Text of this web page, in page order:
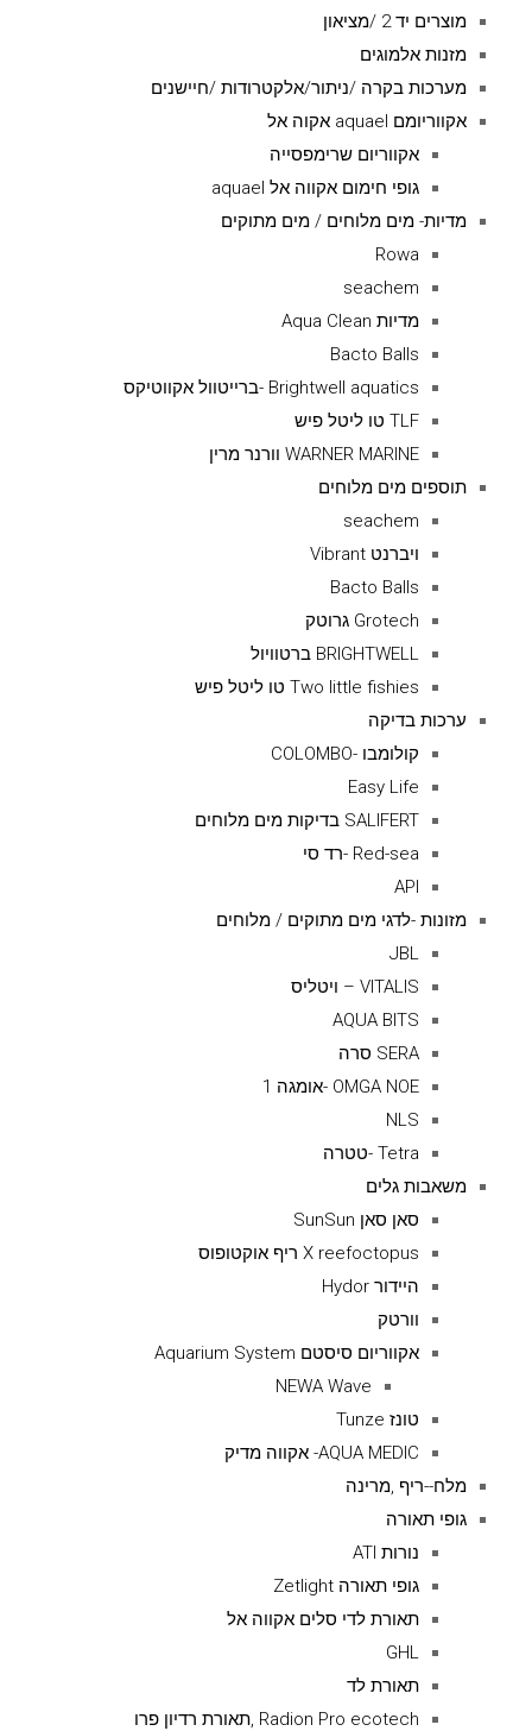
מוצרים יד 2 /מציאון
מזנות אלמוגים
מערכות בקרה /ניתור/אלקטרודות /חיישנים
אקווריומם aquael אקוה אל
אקווריום שרימפסייה
גופי חימום אקווה אל aquael
מדיות- מים מלוחים / מים מתוקים
Rowa
seachem
מדיות Aqua Clean
Bacto Balls
Brightwell aquatics -ברייטוול אקווטיקס
TLF טו ליטל פיש
WARNER MARINE וורנר מרין
תוספים מים מלוחים
seachem
ויברנט Vibrant
Bacto Balls
Grotech גרוטק
BRIGHTWELL ברטוויול
Two little fishies טו ליטל פיש
ערכות בדיקה
קולומבו -COLOMBO
Easy Life
SALIFERT בדיקות מים מלוחים
Red-sea -רד סי
API
מזונות -לדגי מים מתוקים / מלוחים
JBL
VITALIS – ויטליס
AQUA BITS
SERA סרה
OMGA NOE -אומגה 1
NLS
Tetra -טטרה
משאבות גלים
סאן סאן SunSun
X reefoctopus ריף אוקטופוס
היידור Hydor
וורטק
אקווריום סיסטם Aquarium System
NEWA Wave
טונז Tunze
AQUA MEDIC- אקווה מדיק
מלח--ריף ,מרינה
גופי תאורה
נורות ATI
גופי תאורה Zetlight
תאורת לדי סלים אקווה אל
GHL
תאורת לד
Radion Pro ecotech ,תאורת רדיון פרו